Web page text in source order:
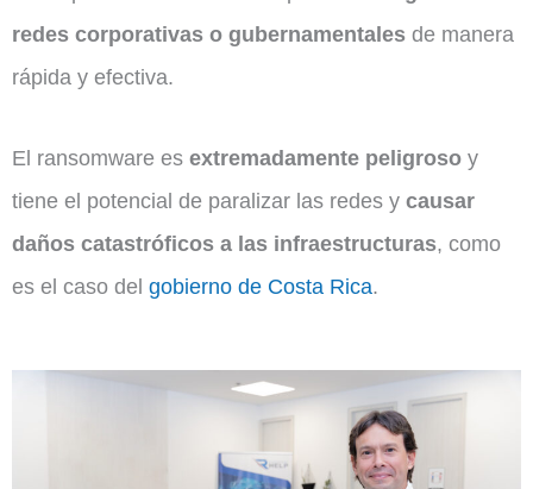
redes corporativas o gubernamentales de manera
rápida y efectiva.
El ransomware es extremadamente peligroso y
tiene el potencial de paralizar las redes y causar
daños catastróficos a las infraestructuras, como
es el caso del gobierno de Costa Rica.